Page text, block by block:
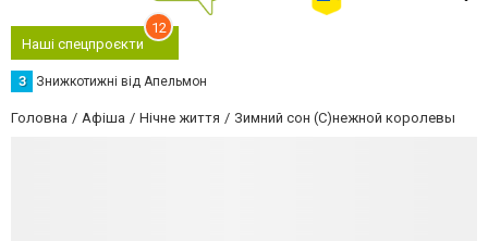
Наші спецпроєкти
12
З Знижкотижні від Апельмон
Головна Афіша Нічне життя Зимний сон (С)нежной королевы